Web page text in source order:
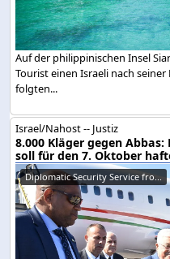
Auf der philippinischen Insel
Tourist einen Israeli nach
folgten...
Israel/Nahost -- Justiz
8.000 Kläger gegen
soll für den 7. Oktober
Diplomatic Security Service fro...